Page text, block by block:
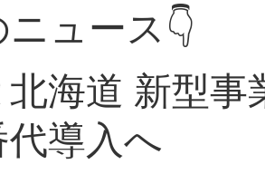
ュース👇
海道 新型
代導入へ